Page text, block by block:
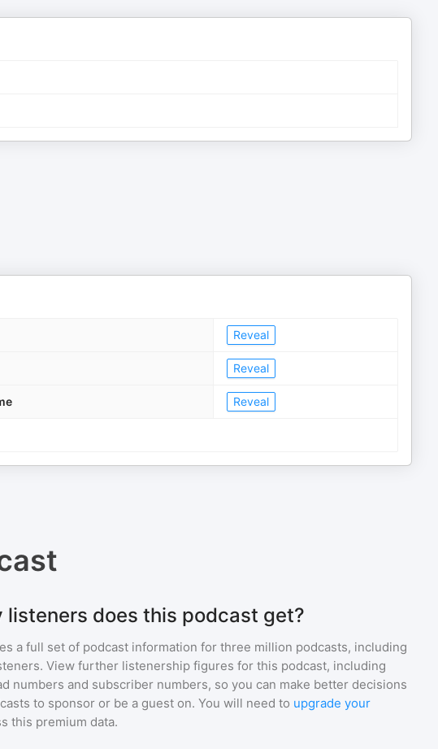
Reveal
Reveal
Reveal
listeners does this podcast get?
a full set of podcast information for three million podcasts, including
View further listenership figures for this podcast, including
numbers and subscriber numbers, so you can make better decisions
to sponsor or be a guest on. You will need to upgrade your
this premium data.